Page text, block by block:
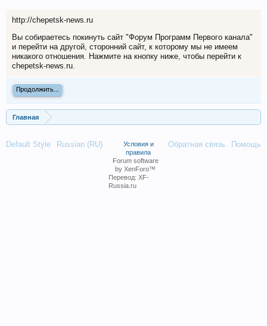
http://chepetsk-news.ru
Вы собираетесь покинуть сайт "Форум Программ Первого канала"
и перейти на другой, сторонний сайт, к которому мы не имеем
никакого отношения. Нажмите на кнопку ниже, чтобы перейти к
chepetsk-news.ru.
Продолжить...
Главная
Default Style Russian (RU) Обратная связь Помощь
Условия и
правила
Forum software
by XenForo™
Перевод: XF-
Russia.ru